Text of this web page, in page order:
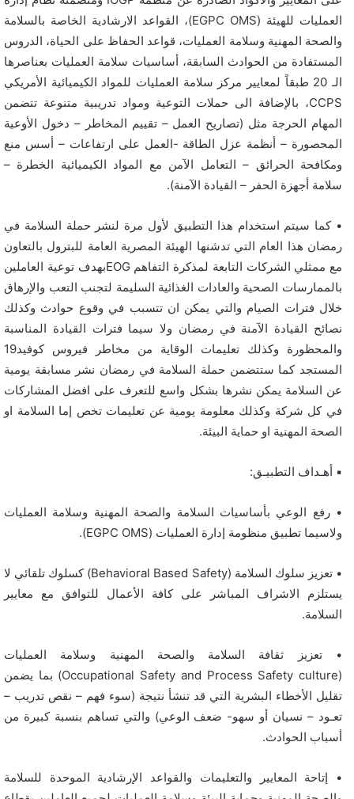
العمليات للهيئة (EGPC OMS)، القواعد الارشادية الخاصة بالسلامة
والصحة المهنية وسلامة العمليات، قواعد الحفاظ على الحياة، الدروس
المستفادة من الحوادث السابقة، أساسيات سلامة العمليات بعناصرها
الـ 20 طبقاً لمعايير مركز سلامة العمليات للمواد الكيميائية الأمريكي
CCPS، بالإضافة الى حملات التوعية ومواد تدريبية متنوعة تتضمن
المهام الحرجة مثل (تصاريح العمل – تقييم المخاطر – دخول الأوعية
المحصورة – أنظمة عزل الطاقة -العمل على ارتفاعات – أسس منع
ومكافحة الحرائق – التعامل الآمن مع المواد الكيميائية الخطرة –
سلامة أجهزة الحفر – القيادة الآمنة).
• كما سيتم استخدام هذا التطبيق لأول مرة لنشر حملة السلامة في
رمضان هذا العام التي تدشنها الهيئة المصرية العامة للبترول بالتعاون
مع ممثلي الشركات التابعة لمذكرة التفاهم EOGبهدف توعية العاملين
بالممارسات الصحية والعادات الغذائية السليمة لتجنب التعب والإرهاق
خلال فترات الصيام والتي يمكن ان تتسبب في وقوع حوادث وكذلك
نصائح القيادة الآمنة في رمضان ولا سيما فترات القيادة المناسبة
والمحظورة وكذلك تعليمات الوقاية من مخاطر فيروس كوفيد19
المستجد كما ستتضمن حملة السلامة في رمضان نشر مسابقة يومية
عن السلامة يمكن نشرها بشكل واسع للتعرف على افضل المشاركات
في كل شركة وكذلك معلومة يومية عن تعليمات تخص إما السلامة او
الصحة المهنية او حماية البيئة.
▪︎ أهـداف التطبيـق:
• رفع الوعي بأساسيات السلامة والصحة المهنية وسلامة العمليات
ولاسيما تطبيق منظومة إدارة العمليات (EGPC OMS).
• تعزيز سلوك السلامة (Behavioral Based Safety) كسلوك تلقائي لا
يستلزم الاشراف المباشر على كافة الأعمال للتوافق مع معايير
السلامة.
• تعزيز ثقافة السلامة والصحة المهنية وسلامة العمليات
(Occupational Safety and Process Safety culture) بما يضمن
تقليل الأخطاء البشرية التي قد تنشأ نتيجة (سوء فهم – نقص تدريب –
تعـود – نسيان أو سهو- ضعف الوعي) والتي تساهم بنسبة كبيرة من
أسباب الحوادث.
• إتاحة المعايير والتعليمات والقواعد الإرشادية الموحدة للسلامة